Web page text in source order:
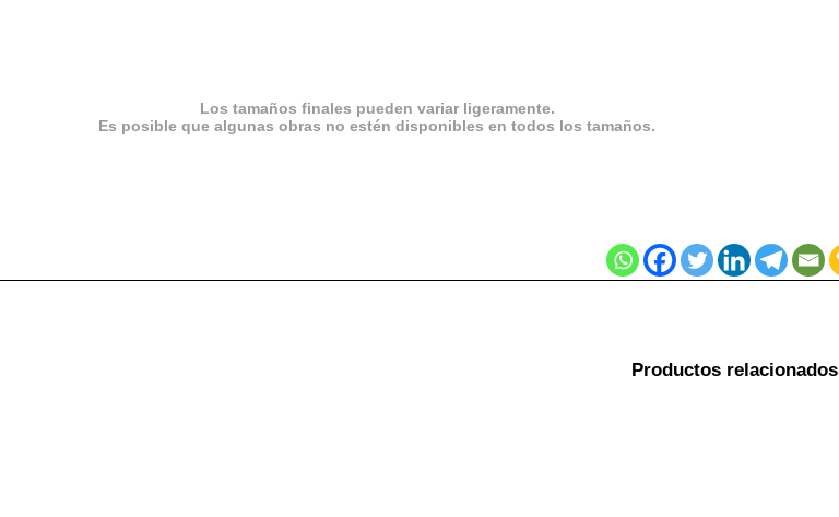
Los tamaños finales pueden variar ligeramente.
Es posible que algunas obras no estén disponibles en todos los tamaños.
Productos relacionados